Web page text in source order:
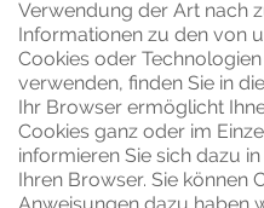
Verwendung der Art nach
Informationen zu den von
Cookies oder
verwenden, finden Sie in
Ihr Browser ermöglicht
Cookies ganz oder im
informieren Sie sich dazu
Ihren Browser. Sie können